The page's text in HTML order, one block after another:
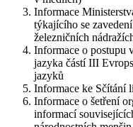
Informace
týkajícího se
železničních
Informace o postupu
jazyka částí III
jazyků
Informace ke Sčítání
Informace o šetření
informací